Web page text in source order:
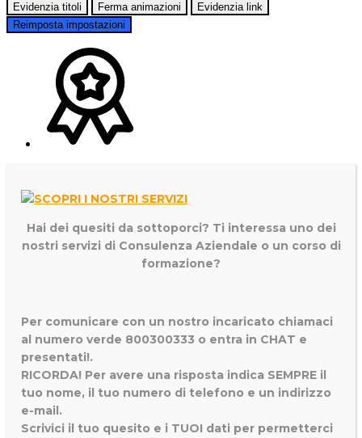
Evidenzia titoli Ferma animazioni
Evidenzia link
Reimposta impostazioni
Hai dei quesiti da sottoporci? Ti interessa uno dei
nostri servizi di Consulenza Aziendale o un corso di
formazione?
Per comunicare con un nostro incaricato chiamaci
al numero verde 800300333 o entra in CHAT e
presentati!.
RICORDA! Per avere una risposta indica SEMPRE il
tuo nome, il tuo numero di telefono e un indirizzo
e-mail.
Scrivici il tuo quesito e i TUOI dati per permetterci